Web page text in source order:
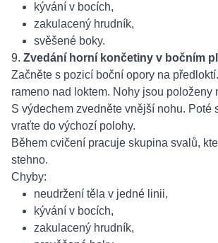
kývání v bocích,
zakulacený hrudník,
svěšené boky.
9. Zvedání horní končetiny v bočním
Začněte s pozicí boční opory na
rameno nad loktem. Nohy jsou položeny
S výdechem zvedněte vnější nohu. Poté
vraťte do výchozí polohy.
Během cvičení pracuje skupina svalů,
stehno.
Chyby:
neudržení těla v jedné linii,
kývání v bocích,
zakulacený hrudník,